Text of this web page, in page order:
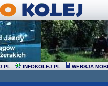
INFOKOLEJ.PL WERSJA